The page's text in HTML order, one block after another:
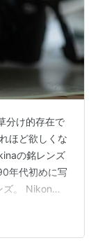
分け的存在で
ほど欲しくな
の銘レンズ
年代初めに写
。 Nikonや
からも同じ
F3.5でも当時